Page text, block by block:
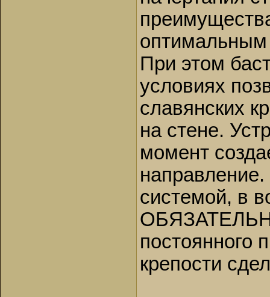
При этом
условиях
славянских
на стене.
момент
направление.
системой, в
постоянного
крепости